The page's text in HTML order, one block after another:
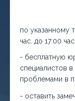
по указанному
час. до 17:00
- бесплатную
специалистов
проблемами в
- оставить